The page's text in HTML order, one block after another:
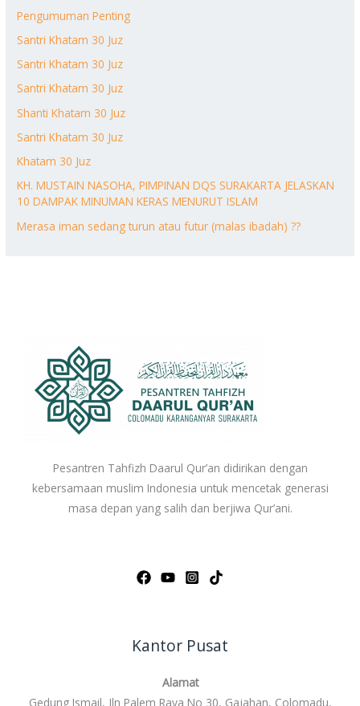
Pengumuman Penting
Santri Khatam 30 Juz
Santri Khatam 30 Juz
Santri Khatam 30 Juz
Shanti Khatam 30 Juz
Santri Khatam 30 Juz
Khatam 30 Juz
KH. MUSTAIN NASOHA, PIMPINAN DQS SURAKARTA JELASKAN
10 DAMPAK MINUMAN KERAS MENURUT ISLAM
Merasa iman sedang turun atau futur (malas ibadah) ??
Pesantren Tahfizh Daarul Qur’an didirikan dengan
kebersamaan muslim Indonesia untuk mencetak generasi
masa depan yang salih dan berjiwa Qur’ani.
Kantor Pusat
Alamat
Gedung Ismail, Jln Palem Raya No 30, Gajahan, Colomadu,